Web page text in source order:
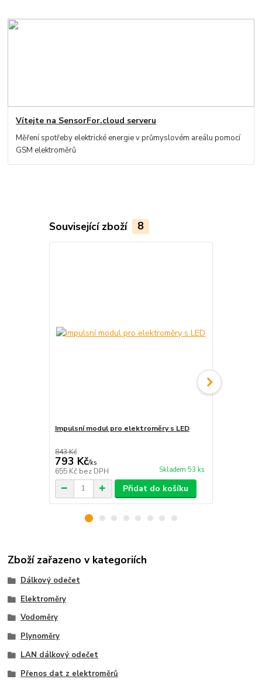
Vítejte na SensorFor.cloud serveru
Měření spotřeby elektrické energie v průmyslovém areálu pomocí
GSM elektroměrů
Související zboží 8
Impulsní modul pro elektroměry s LED
843 Kč
793 Kč/ks
655 Kč bez DPH Skladem 53 ks
Přidat do košíku
Zboží zařazeno v kategoriích
Dálkový odečet
Elektroměry
Vodoměry
Plynoměry
LAN dálkový odečet
Přenos dat z elektroměrů